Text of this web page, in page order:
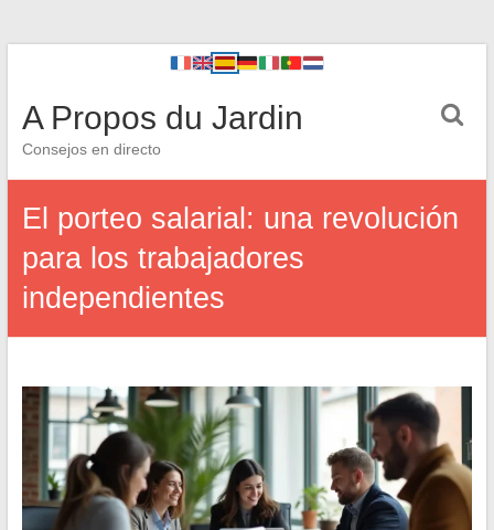
A Propos du Jardin
Consejos en directo
El porteo salarial: una revolución
para los trabajadores
independientes